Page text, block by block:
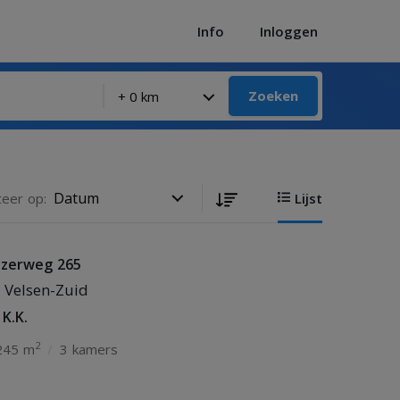
Info Inloggen
Zoeken
op: Lijst
265
Velsen-Zuid
m2 3 kamers